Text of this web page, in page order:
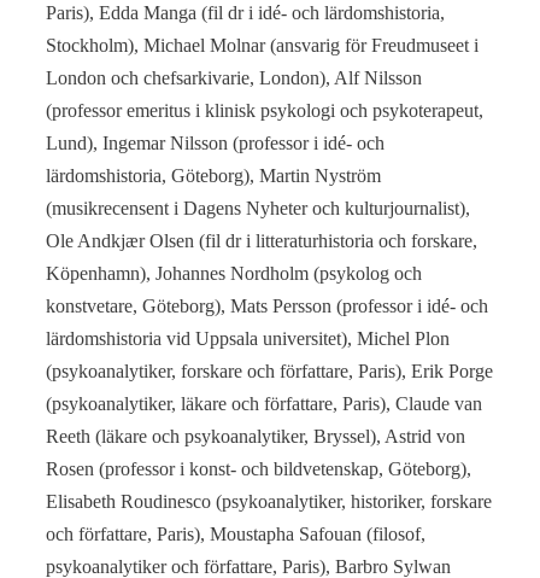
Paris), Edda Manga (fil dr i idé- och lärdomshistoria,
Stockholm), Michael Molnar (ansvarig för Freudmuseet i
London och chefsarkivarie, London), Alf Nilsson
(professor emeritus i klinisk psykologi och psykoterapeut,
Lund), Ingemar Nilsson (professor i idé- och
lärdomshistoria, Göteborg), Martin Nyström
(musikrecensent i Dagens Nyheter och kulturjournalist),
Ole Andkjær Olsen (fil dr i litteraturhistoria och forskare,
Köpenhamn), Johannes Nordholm (psykolog och
konstvetare, Göteborg), Mats Persson (professor i idé- och
lärdomshistoria vid Uppsala universitet), Michel Plon
(psykoanalytiker, forskare och författare, Paris), Erik Porge
(psykoanalytiker, läkare och författare, Paris), Claude van
Reeth (läkare och psykoanalytiker, Bryssel), Astrid von
Rosen (professor i konst- och bildvetenskap, Göteborg),
Elisabeth Roudinesco (psykoanalytiker, historiker, forskare
och författare, Paris), Moustapha Safouan (filosof,
psykoanalytiker och författare, Paris), Barbro Sylwan